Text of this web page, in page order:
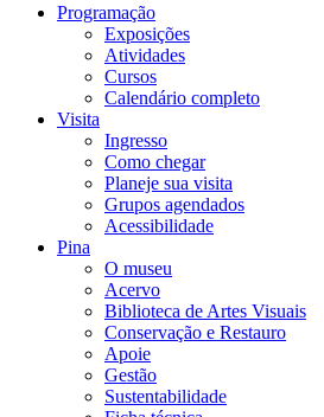
Programação
Exposições
Atividades
Cursos
Calendário completo
Visita
Ingresso
Como chegar
Planeje sua visita
Grupos agendados
Acessibilidade
Pina
O museu
Acervo
Biblioteca de Artes Visuais
Conservação e Restauro
Apoie
Gestão
Sustentabilidade